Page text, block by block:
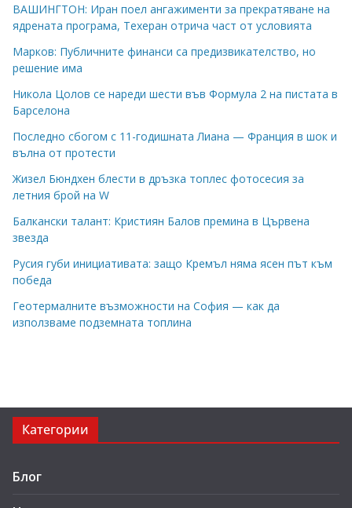
ВАШИНГТОН: Иран поел ангажименти за прекратяване на
ядрената програма, Техеран отрича част от условията
Марков: Публичните финанси са предизвикателство, но
решение има
Никола Цолов се нареди шести във Формула 2 на пистата в
Барселона
Последно сбогом с 11-годишната Лиана — Франция в шок и
вълна от протести
Жизел Бюндхен блести в дръзка топлес фотосесия за
летния брой на W
Балкански талант: Кристиян Балов премина в Цървена
звезда
Русия губи инициативата: защо Кремъл няма ясен път към
победа
Геотермалните възможности на София — как да
използваме подземната топлина
Категории
Блог